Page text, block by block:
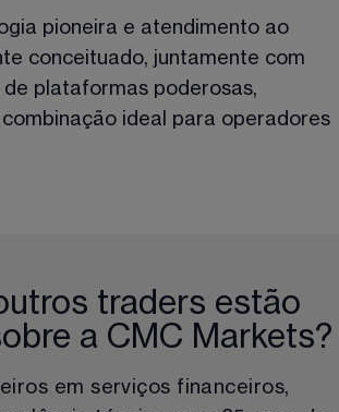
pioneira e atendimento ao
conceituado, juntamente com
plataformas poderosas,
ideal para operadores
traders estão
a CMC Markets?
em serviços financeiros,